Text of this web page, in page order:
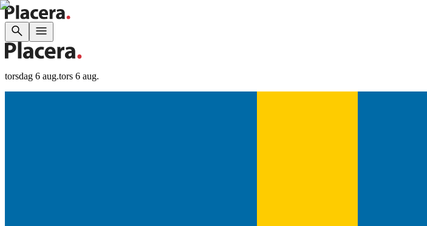
torsdag 6 aug.tors 6 aug.